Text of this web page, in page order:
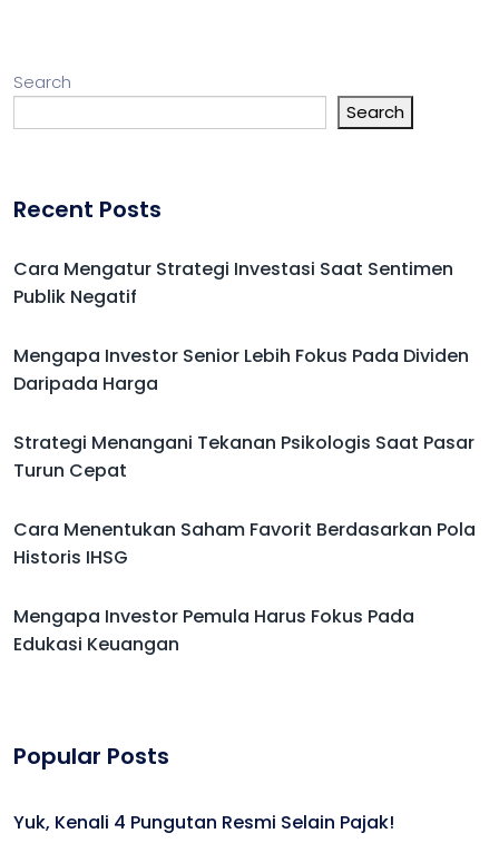
Search
Search
Recent Posts
Cara Mengatur Strategi Investasi Saat Sentimen
Publik Negatif
Mengapa Investor Senior Lebih Fokus Pada Dividen
Daripada Harga
Strategi Menangani Tekanan Psikologis Saat Pasar
Turun Cepat
Cara Menentukan Saham Favorit Berdasarkan Pola
Historis IHSG
Mengapa Investor Pemula Harus Fokus Pada
Edukasi Keuangan
Popular Posts
Yuk, Kenali 4 Pungutan Resmi Selain Pajak!